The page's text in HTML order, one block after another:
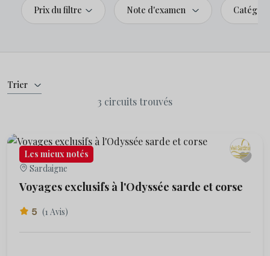
Prix du filtre Note d'examen
Trier
3 circuits trouvés
Les mieux notés
Sardaigne
Voyages exclusifs à l'Odyssée sarde et corse
5 (1 Avis)